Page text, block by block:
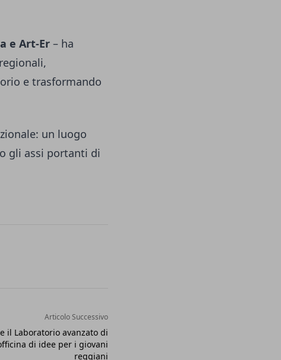
e Art-Er – ha
e trasformando
un luogo
gli assi portanti di
Articolo Successivo
il Laboratorio avanzato di
di idee per i giovani
reggiani